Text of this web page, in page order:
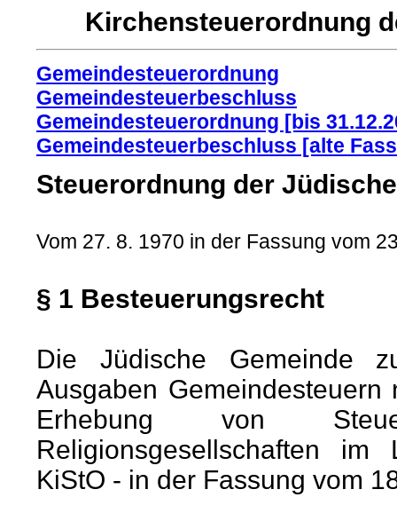
Kirchensteuerordnung
Gemeindesteuerordnung
Gemeindesteuerbeschluss
Gemeindesteuerordnung [bis
Gemeindesteuerbeschluss [alte
Steuerordnung der
Vom 27. 8. 1970 in der Fassung vom
§ 1 Besteuerungsrecht
Die Jüdische Gemeinde
Ausgaben
Erhebung von
Religionsgesellschaften
KiStO - in der Fassung vom